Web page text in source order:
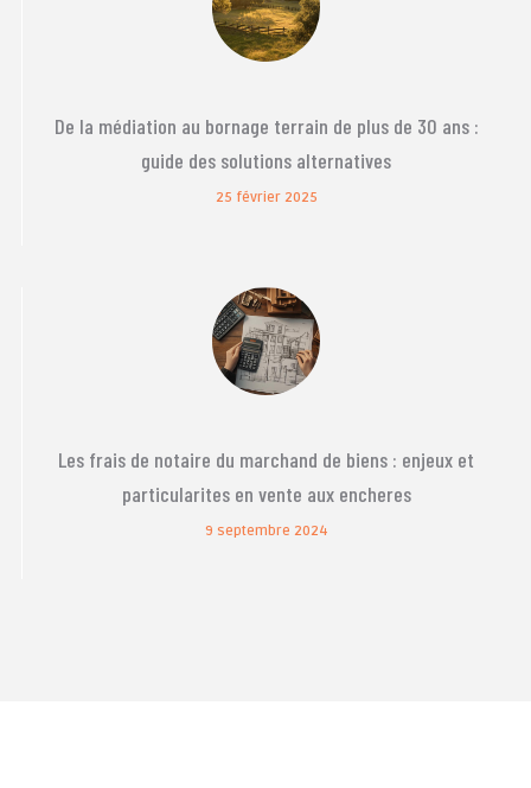
De la médiation au bornage terrain de plus de 30 ans :
guide des solutions alternatives
25 février 2025
Les frais de notaire du marchand de biens : enjeux et
particularites en vente aux encheres
9 septembre 2024